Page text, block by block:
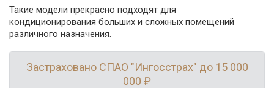
Такие модели прекрасно подходят для
кондиционирования больших и сложных помещений
различного назначения.
Застраховано СПАО "Ингосстрах" до 15 000
000 ₽